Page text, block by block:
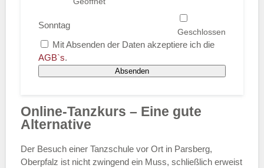
Sonntag
Mit Absenden der Daten akzeptiere ich die
AGB`s.
Absenden
Online-Tanzkurs – Eine gute
Alternative
Der Besuch einer Tanzschule vor Ort in Parsberg,
Oberpfalz ist nicht zwingend ein Muss, schließlich erweist